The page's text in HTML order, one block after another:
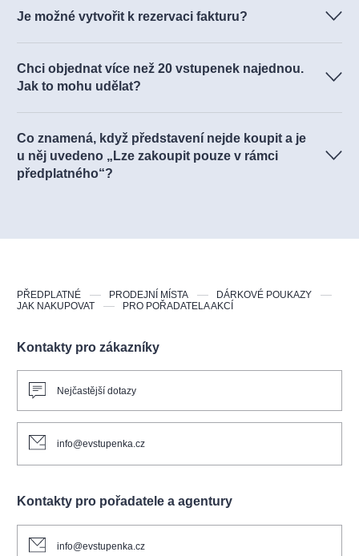
Je možné vytvořit k rezervaci fakturu?
Chci objednat více než 20 vstupenek najednou.
Jak to mohu udělat?
Co znamená, když představení nejde koupit a je
u něj uvedeno „Lze zakoupit pouze v rámci
předplatného“?
Kontakty pro zákazníky
Nejčastější dotazy
info@evstupenka.cz
Kontakty pro pořadatele a agentury
info@evstupenka.cz
PŘEDPLATNÉ PRODEJNÍ MÍSTA
DÁRKOVÉ POUKAZY
JAK NAKUPOVAT
PRO POŘADATELA AKCÍ